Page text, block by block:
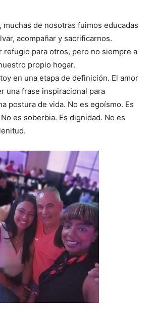
muchas de nosotras fuimos educadas
acompañar y sacrificarnos.
refugio para otros, pero no siempre a
propio hogar.
en una etapa de definición. El amor
una frase inspiracional para
postura de vida. No es egoísmo. Es
es soberbia. Es dignidad. No es